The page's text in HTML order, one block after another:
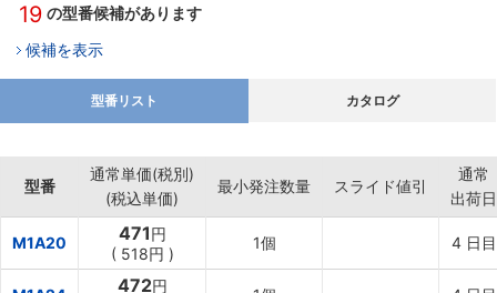
19 の型番候補があります
候補を表示
型番リスト カタログ
型番
通常単価(税別)
(税込単価)
最小発注数量 スライド値引
通常
出荷日
M1A20 471円
( 518円 )
1個 4日目
472円